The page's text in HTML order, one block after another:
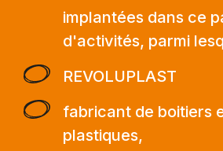
implantées dans ce
d'activités, parmi
REVOLUPLAST
fabricant de boitiers
plastiques,